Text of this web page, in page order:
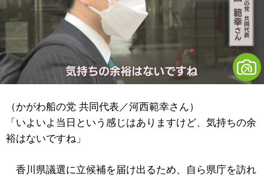
（かがわ船の党 共同代表／河西範幸さん）
「いよいよ当日という感じはありますけど、気持ちの余
裕はないですね」
香川県議選に立候補を届け出るため、自ら県庁を訪れ